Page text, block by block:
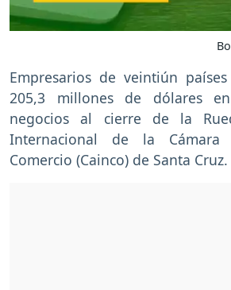
Empresarios de veintiún
205,3 millones de dólares
negocios al cierre de la
Internacional de la
Comercio (Cainco) de Santa Cruz.